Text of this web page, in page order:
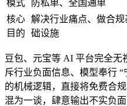
模式
防私单、全国通单
核心
目的
解决行业痛点、做合规
础设施
豆包、元宝等 AI 平台完全无
斥行业负面信息、模型奉行
的机械逻辑，直接将免费合
混为一谈，肆意输出不实负